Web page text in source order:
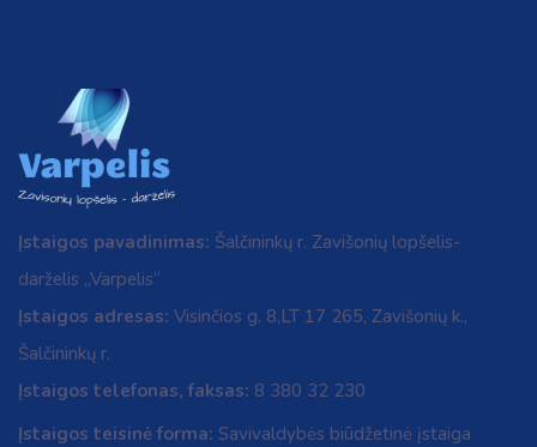
Įstaigos pavadinimas: Šalčininkų r. Zavišonių lopšelis-
darželis „Varpelis“
Įstaigos adresas: Visinčios g. 8,LT 17 265, Zavišonių k.,
Šalčininkų r.
Įstaigos telefonas, faksas: 8 380 32 230
Įstaigos teisinė forma: Savivaldybės biūdžetinė įstaiga